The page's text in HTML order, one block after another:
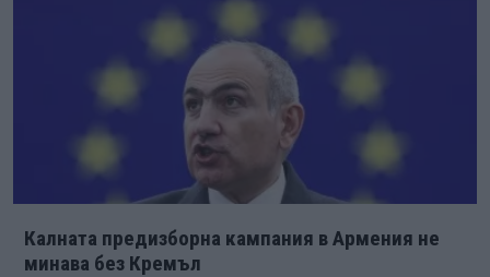
Калната предизборна кампания в Армения не
минава без Кремъл